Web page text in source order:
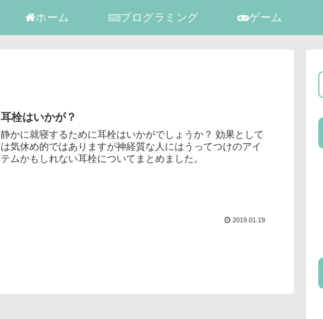
ホーム プログラミング ゲーム
耳栓はいかが？
静かに就寝するために耳栓はいかがでしょうか？ 効果として
は気休め的ではありますが神経質な人にはうってつけのアイ
テムかもしれない耳栓についてまとめました。
2019.01.19